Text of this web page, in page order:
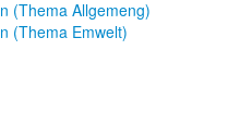
(Thema Allgemeng)
(Thema Emwelt)